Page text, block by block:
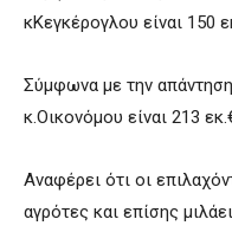
κΚεγκέρογλου είναι 150
Σύμφωνα με την
κ.Οικονόμου είναι 213
Αναφέρει ότι οι
αγρότες και επίσης